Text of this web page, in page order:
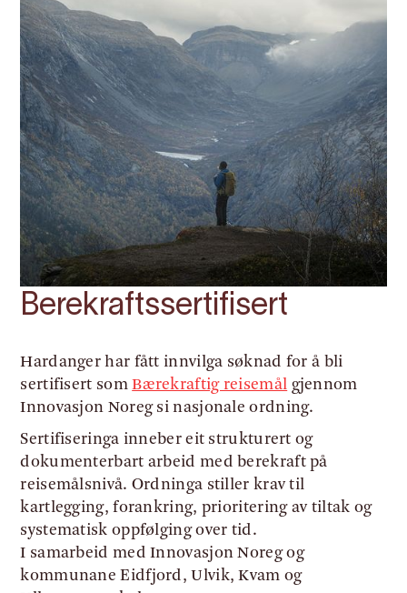
Berekraftssertifisert
Hardanger har fått innvilga søknad for å bli
sertifisert somBærekraftig reisemål gjennom
Innovasjon Noreg si nasjonale ordning.
Sertifiseringa inneber eit strukturert og
dokumenterbart arbeid med berekraft på
reisemålsnivå. Ordninga stiller krav til
kartlegging, forankring, prioritering av tiltak og
systematisk oppfølging over tid.
I samarbeid med Innovasjon Noreg og
kommunane Eidfjord, Ulvik, Kvam og